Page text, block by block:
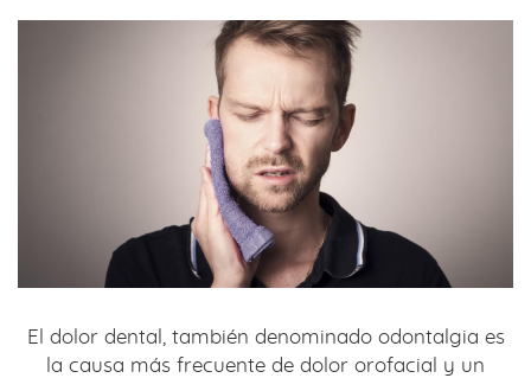
El dolor dental, también denominado odontalgia es
la causa más frecuente de dolor orofacial y un